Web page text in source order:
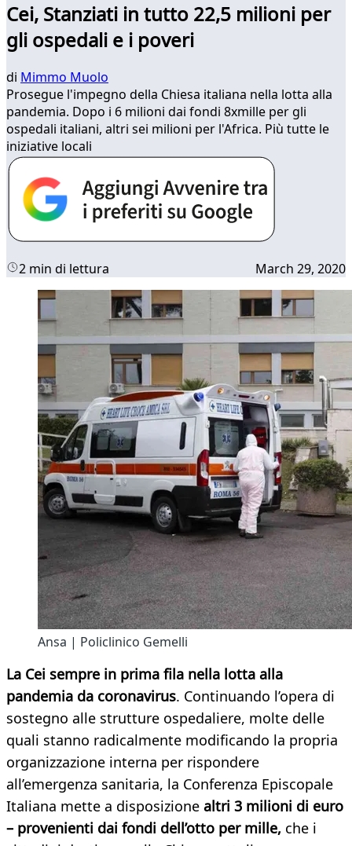
Cei, Stanziati in tutto 22,5 milioni per
gli ospedali e i poveri
di Mimmo Muolo
Prosegue l'impegno della Chiesa italiana nella lotta alla
pandemia. Dopo i 6 milioni dai fondi 8xmille per gli
ospedali italiani, altri sei milioni per l'Africa. Più tutte le
iniziative locali
2 min di lettura March 29, 2020
Ansa | Policlinico Gemelli
La Cei sempre in prima fila nella lotta alla
pandemia da coronavirus. Continuando l’opera di
sostegno alle strutture ospedaliere, molte delle
quali stanno radicalmente modificando la propria
organizzazione interna per rispondere
all’emergenza sanitaria, la Conferenza Episcopale
Italiana mette a disposizione altri 3 milioni di euro
– provenienti dai fondi dell’otto per mille, che i